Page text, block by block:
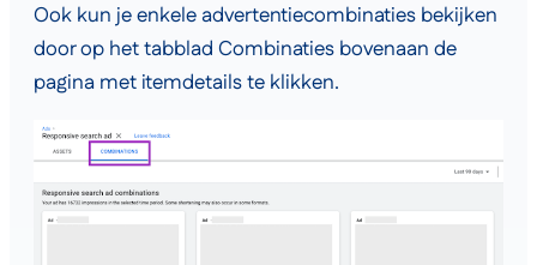
Ook kun je enkele advertentiecombinaties bekijken
door op het tabblad Combinaties bovenaan de
pagina met itemdetails te klikken.